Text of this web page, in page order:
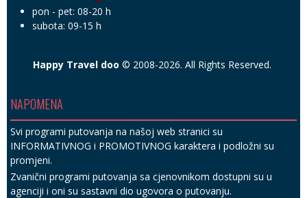
pon - pet: 08-20 h
subota: 09-15 h
Happy Travel doo © 2008-2026. All Rights Reserved.
NAPOMENA
Svi programi putovanja na našoj web stranici su
INFORMATIVNOG i PROMOTIVNOG karaktera i podložni su
promjeni.
Zvanični programi putovanja sa cjenovnikom dostupni su u
agenciji i oni su sastavni dio ugovora o putovanju.